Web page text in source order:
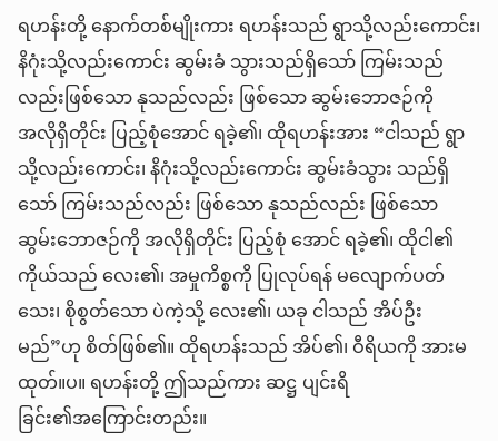
ရဟန်းတို့ နောက်တစ်မျိုးကား ရဟန်းသည် ရွာသို့လည်းကောင်း၊
နိဂုံးသို့လည်းကောင်း ဆွမ်းခံ သွားသည်ရှိသော် ကြမ်းသည်
လည်းဖြစ်သော နုသည်လည်း ဖြစ်သော ဆွမ်းဘောဇဉ်ကို
အလိုရှိတိုင်း ပြည့်စုံအောင် ရခဲ့၏၊ ထိုရဟန်းအား “ငါသည် ရွာ
သို့လည်းကောင်း၊ နိဂုံးသို့လည်းကောင်း ဆွမ်းခံသွား သည်ရှိ
သော် ကြမ်းသည်လည်း ဖြစ်သော နုသည်လည်း ဖြစ်သော
ဆွမ်းဘောဇဉ်ကို အလိုရှိတိုင်း ပြည့်စုံ အောင် ရခဲ့၏၊ ထိုငါ၏
ကိုယ်သည် လေး၏၊ အမှုကိစ္စကို ပြုလုပ်ရန် မလျောက်ပတ်
သေး၊ စိုစွတ်သော ပဲကဲ့သို့ လေး၏၊ ယခု ငါသည် အိပ်ဦး
မည်”ဟု စိတ်ဖြစ်၏။ ထိုရဟန်းသည် အိပ်၏၊ ဝီရိယကို အားမ
ထုတ်။ပ။ ရဟန်းတို့ ဤသည်ကား ဆဋ္ဌ ပျင်းရိ
ခြင်း၏အကြောင်းတည်း။